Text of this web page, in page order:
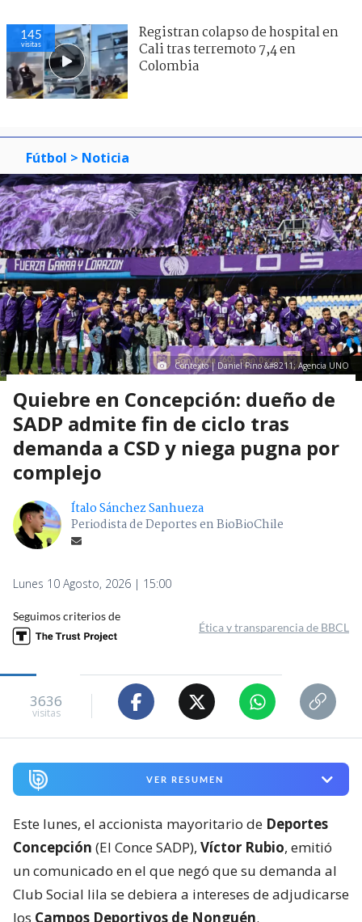
145
visitas
Registran colapso de hospital en
Cali tras terremoto 7,4 en
Colombia
Fútbol > Noticia
Contexto | Daniel Pino &#8211; Agencia UNO
Quiebre en Concepción: dueño de
SADP admite fin de ciclo tras
demanda a CSD y niega pugna por
complejo
Ítalo Sánchez Sanhueza
Periodista de Deportes en BioBioChile
Lunes 10 Agosto, 2026 | 15:00
Seguimos criterios de
Ética y transparencia de BBCL
3636
visitas
VER RESUMEN
Este lunes, el accionista mayoritario de Deportes
Concepción (El Conce SADP), Víctor Rubio, emitió
un comunicado en el que negó que su demanda al
Club Social lila se debiera a intereses de adjudicarse
los Campos Deportivos de Nonguén.